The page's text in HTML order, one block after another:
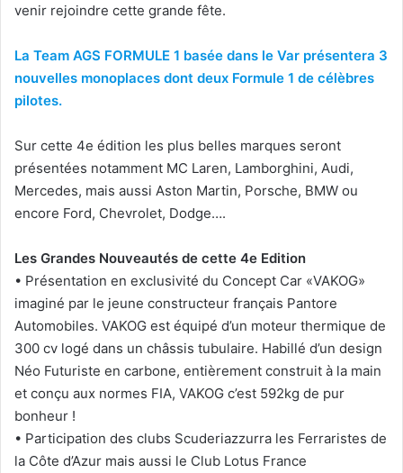
venir rejoindre cette grande fête.
La Team AGS FORMULE 1 basée dans le Var présentera 3
nouvelles monoplaces dont deux Formule 1 de célèbres
pilotes.
Sur cette 4e édition les plus belles marques seront
présentées notamment MC Laren, Lamborghini, Audi,
Mercedes, mais aussi Aston Martin, Porsche, BMW ou
encore Ford, Chevrolet, Dodge….
Les Grandes Nouveautés de cette 4e Edition
• Présentation en exclusivité du Concept Car «VAKOG»
imaginé par le jeune constructeur français Pantore
Automobiles. VAKOG est équipé d’un moteur thermique de
300 cv logé dans un châssis tubulaire. Habillé d’un design
Néo Futuriste en carbone, entièrement construit à la main
et conçu aux normes FIA, VAKOG c’est 592kg de pur
bonheur !
• Participation des clubs Scuderiazzurra les Ferraristes de
la Côte d’Azur mais aussi le Club Lotus France